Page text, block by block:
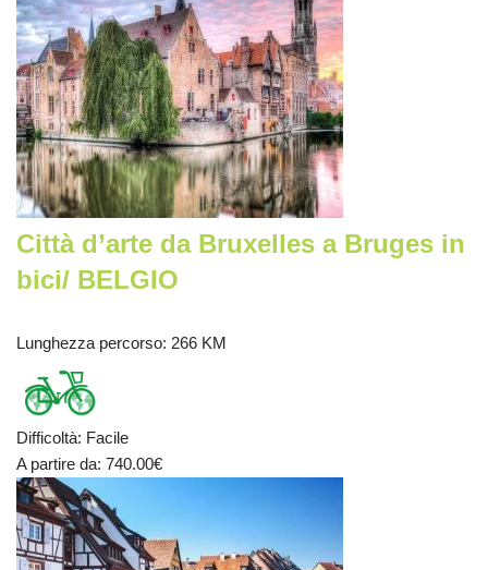
Città d’arte da Bruxelles a Bruges in
bici/ BELGIO
Lunghezza percorso: 266 KM
Difficoltà: Facile
A partire da: 740.00€